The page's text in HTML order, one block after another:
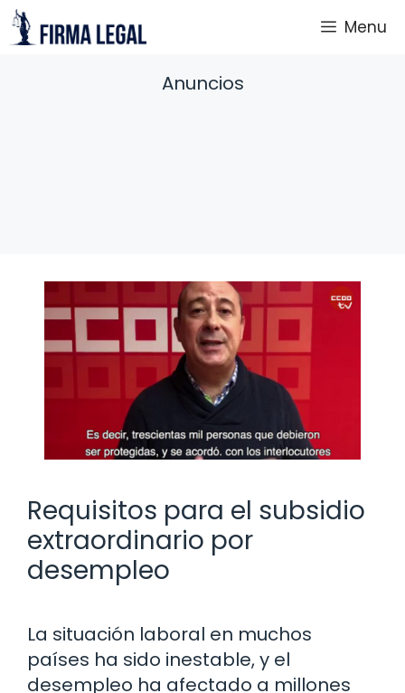
Saltar
al
Menu
Anuncios
Requisitos para el subsidio
extraordinario por
desempleo
La situación laboral en muchos
países ha sido inestable, y el
desempleo ha afectado a millones